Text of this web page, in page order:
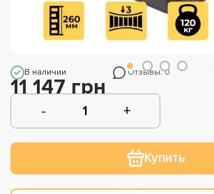
В наличии Отзывы: 0
11 147 грн
Купить